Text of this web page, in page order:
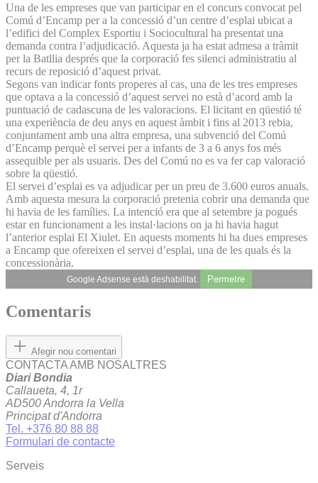
Una de les empreses que van participar en el concurs convocat pel
Comú d’Encamp per a la concessió d’un centre d’esplai ubicat a
l’edifici del Complex Esportiu i Sociocultural ha presentat una
demanda contra l’adjudicació. Aquesta ja ha estat admesa a tràmit
per la Batllia després que la corporació fes silenci administratiu al
recurs de reposició d’aquest privat.
Segons van indicar fonts properes al cas, una de les tres empreses
que optava a la concessió d’aquest servei no està d’acord amb la
puntuació de cadascuna de les valoracions. El licitant en qüestió té
una experiència de deu anys en aquest àmbit i fins al 2013 rebia,
conjuntament amb una altra empresa, una subvenció del Comú
d’Encamp perquè el servei per a infants de 3 a 6 anys fos més
assequible per als usuaris. Des del Comú no es va fer cap valoració
sobre la qüestió.
El servei d’esplai es va adjudicar per un preu de 3.600 euros anuals.
Amb aquesta mesura la corporació pretenia cobrir una demanda que
hi havia de les famílies. La intenció era que al setembre ja pogués
estar en funcionament a les instal·lacions on ja hi havia hagut
l’anterior esplai El Xiulet. En aquests moments hi ha dues empreses
a Encamp que ofereixen el servei d’esplai, una de les quals és la
concessionària.
Google Adsense està deshabilitat. Permetre
Comentaris
Afegir nou comentari
CONTACTA AMB NOSALTRES
Diari Bondia
Callaueta, 4, 1r
AD500 Andorra la Vella
Principat d'Andorra
Tel. +376 80 88 88
Formulari de contacte
Serveis